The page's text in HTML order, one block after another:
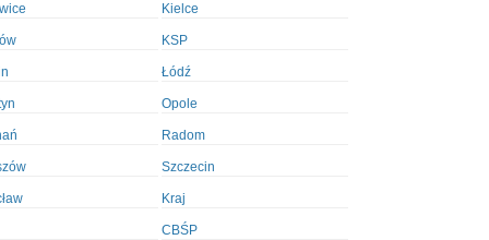
Kielce
KSP
Łódź
Opole
Radom
Szczecin
Kraj
CBŚP